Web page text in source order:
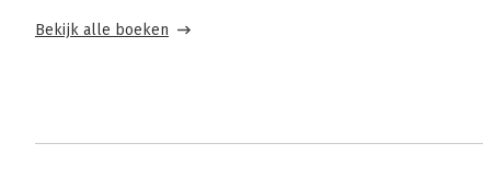
Bekijk alle boeken